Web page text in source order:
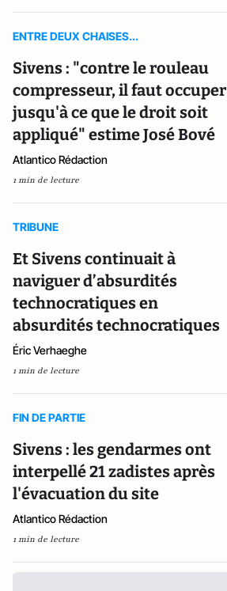
ENTRE DEUX CHAISES...
Sivens : "contre le rouleau
compresseur, il faut occuper
jusqu'à ce que le droit soit
appliqué" estime José Bové
Atlantico Rédaction
1 min de lecture
TRIBUNE
Et Sivens continuait à
naviguer d’absurdités
technocratiques en
absurdités technocratiques
Éric Verhaeghe
1 min de lecture
FIN DE PARTIE
Sivens : les gendarmes ont
interpellé 21 zadistes après
l'évacuation du site
Atlantico Rédaction
1 min de lecture